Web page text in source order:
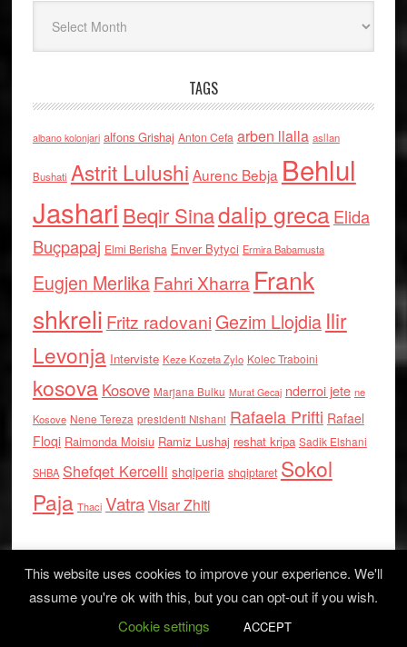
TAGS
albano kolonjari alfons Grishaj Anton Cefa arben llalla asllan
Bushati Astrit Lulushi Aurenc Bebja Behlul
Jashari Beqir Sinadalip grecaElida
Buçpapaj Elmi Berisha Enver Bytyci Ermira Babamusta
Eugjen MerlikaFahri Xharra Frank
shkreli Fritz radovaniGezim Llojdia Ilir
Levonja Interviste Keze Kozeta Zylo Kolec Traboini
kosova Kosove Marjana Bulku Murat Gecaj nderroi jete ne
Kosove Nene Tereza presidenti Nishani Rafaela Prifti Rafael
Floqi Raimonda Moisiu Ramiz Lushaj reshat kripa Sadik Elshani
SHBA Shefqet Kercelli shqiperia shqiptaret Sokol
Paja Thaci VatraVisar Zhiti
Log in
This website uses cookies to improve your experience. We'll
assume you're ok with this, but you can opt-out if you wish.
Cookie settings
ACCEPT